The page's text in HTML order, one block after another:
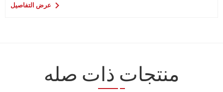
عرض التفاصيل
منتجات ذات صله